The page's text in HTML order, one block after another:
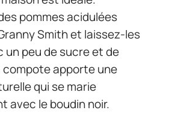
pommes acidulées
Smith et laissez-les
un peu de sucre et de
compote apporte une
qui se marie
avec le boudin noir.